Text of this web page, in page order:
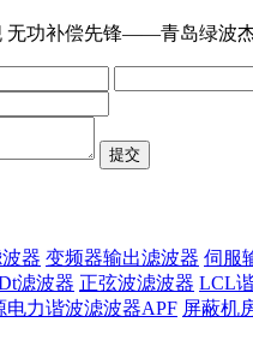
无功补偿先锋——青岛绿波
器 变频器输出滤波器 伺服
滤波器 正弦波滤波器 LCL
电力谐波滤波器APF 屏蔽机